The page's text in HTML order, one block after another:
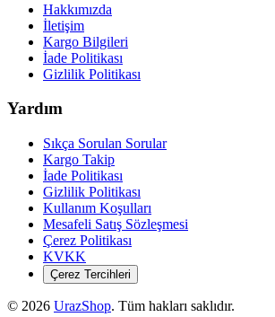
Hakkımızda
İletişim
Kargo Bilgileri
İade Politikası
Gizlilik Politikası
Yardım
Sıkça Sorulan Sorular
Kargo Takip
İade Politikası
Gizlilik Politikası
Kullanım Koşulları
Mesafeli Satış Sözleşmesi
Çerez Politikası
KVKK
Çerez Tercihleri
© 2026 UrazShop. Tüm hakları saklıdır.